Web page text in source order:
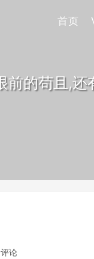
首页
前的苟且,还
论